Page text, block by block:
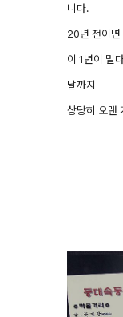
니다.
20년 전이면
이 1년이 멀
날까지
상당히 오랜